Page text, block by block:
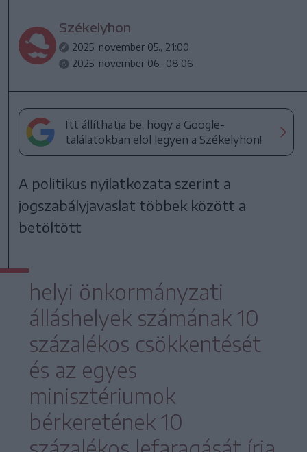
Székelyhon
2025. november 05., 21:00
2025. november 06., 08:06
Itt állíthatja be, hogy a Google-
találatokban elöl legyen a Székelyhon!
A politikus nyilatkozata szerint a
jogszabályjavaslat többek között a
betöltött
helyi önkormányzati
álláshelyek számának 10
százalékos csökkentését
és az egyes
minisztériumok
bérkeretének 10